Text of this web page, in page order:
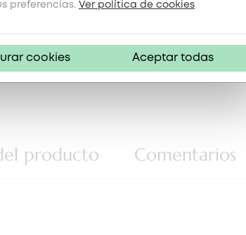
preferencias. Ver política de cookies
cookies Aceptar todas
producto Comentarios